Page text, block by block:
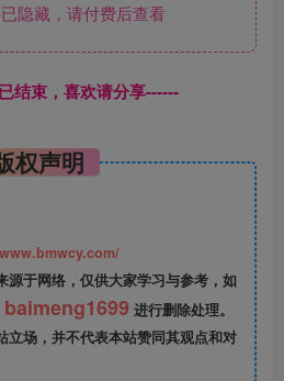
隐藏，请付费后查看
结束，喜欢请分享------
权声明
源于网络，仅供大家学习与参考，如
baimeng1699 进行删除处理。
立场，并不代表本站赞同其观点和对